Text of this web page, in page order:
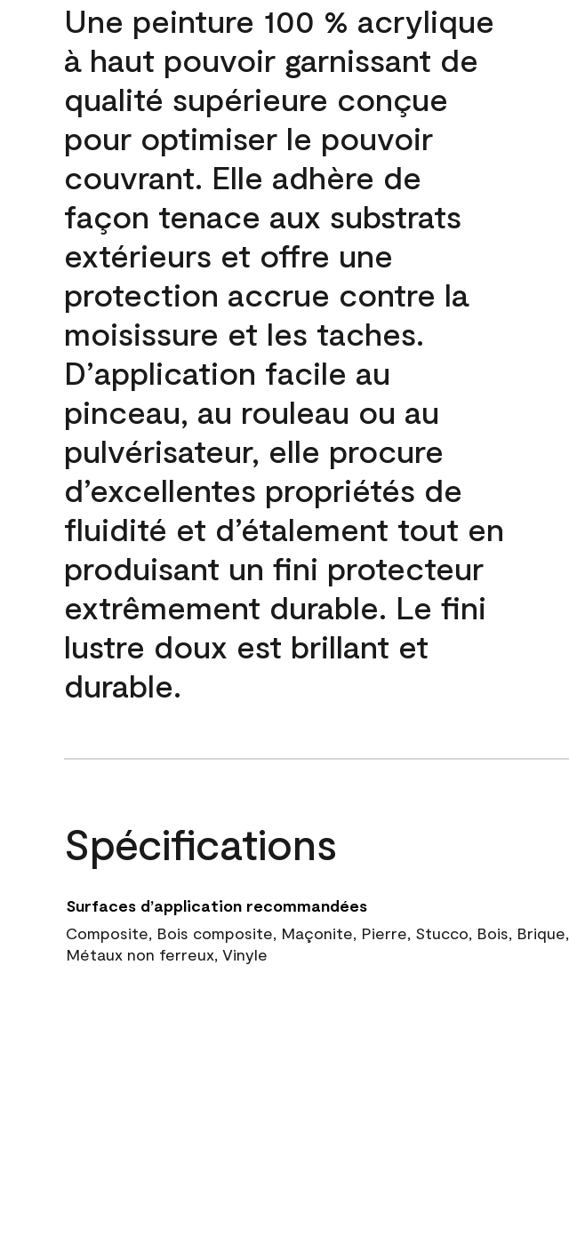
Une peinture 100 % acrylique
à haut pouvoir garnissant de
qualité supérieure conçue
pour optimiser le pouvoir
couvrant. Elle adhère de
façon tenace aux substrats
extérieurs et offre une
protection accrue contre la
moisissure et les taches.
D’application facile au
pinceau, au rouleau ou au
pulvérisateur, elle procure
d’excellentes propriétés de
fluidité et d’étalement tout en
produisant un fini protecteur
extrêmement durable. Le fini
lustre doux est brillant et
durable.
Spécifications
Surfaces d’application recommandées
Composite, Bois composite, Maçonite, Pierre, Stucco, Bois, Brique,
Métaux non ferreux, Vinyle